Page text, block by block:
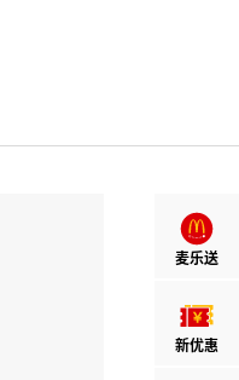
麦乐送
新优惠